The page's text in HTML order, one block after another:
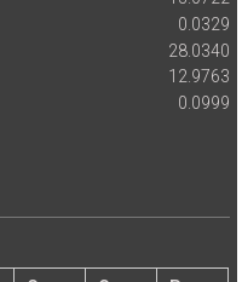
0.0329
28.0340
12.9763
0.0999